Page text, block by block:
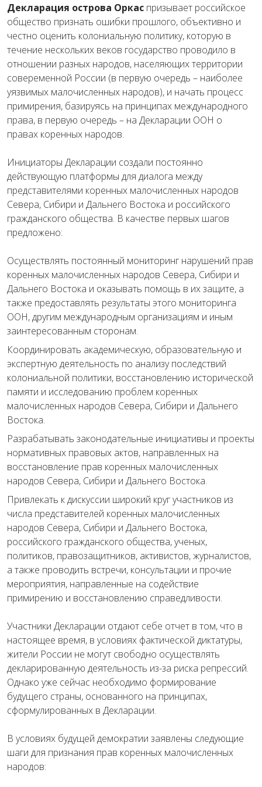
Декларация острова Оркас призывает российское
общество признать ошибки прошлого, объективно и
честно оценить колониальную политику, которую в
течение нескольких веков государство проводило в
отношении разных народов, населяющих территории
совеременной России (в первую очередь – наиболее
уязвимых малочисленных народов), и начать процесс
примирения, базируясь на принципах международного
права, в первую очередь – на Декларации ООН о
правах коренных народов.
Инициаторы Декларации создали постоянно
действующую платформы для диалога между
представителями коренных малочисленных народов
Севера, Сибири и Дальнего Востока и российского
гражданского общества. В качестве первых шагов
предложено:
Осуществлять постоянный мониторинг нарушений прав
коренных малочисленных народов Севера, Сибири и
Дальнего Востока и оказывать помощь в их защите, а
также предоставлять результаты этого мониторинга
ООН, другим международным организациям и иным
заинтересованным сторонам.
Координировать академическую, образовательную и
экспертную деятельность по анализу последствий
колониальной политики, восстановлению исторической
памяти и исследованию проблем коренных
малочисленных народов Севера, Сибири и Дальнего
Востока.
Разрабатывать законодательные инициативы и проекты
нормативных правовых актов, направленных на
восстановление прав коренных малочисленных
народов Севера, Сибири и Дальнего Востока.
Привлекать к дискуссии широкий круг участников из
числа представителей коренных малочисленных
народов Севера, Сибири и Дальнего Востока,
российского гражданского общества, ученых,
политиков, правозащитников, активистов, журналистов,
а также проводить встречи, консультации и прочие
мероприятия, направленные на содействие
примирению и восстановлению справедливости.
Участники Декларации отдают себе отчет в том, что в
настоящее время, в условиях фактической диктатуры,
жители России не могут свободно осуществлять
декларированную деятельность из-за риска репрессий.
Однако уже сейчас необходимо формирование
будущего страны, основанного на принципах,
сформулированных в Декларации.
В условиях будущей демократии заявлены следующие
шаги для признания прав коренных малочисленных
народов: